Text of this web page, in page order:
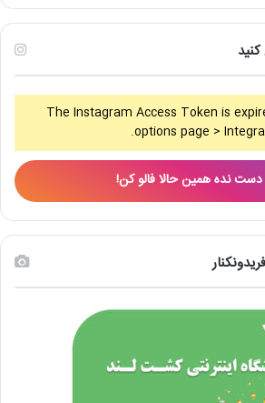
The Instagram Access Token is
options page >
دست نده همین حالا فالو کن!